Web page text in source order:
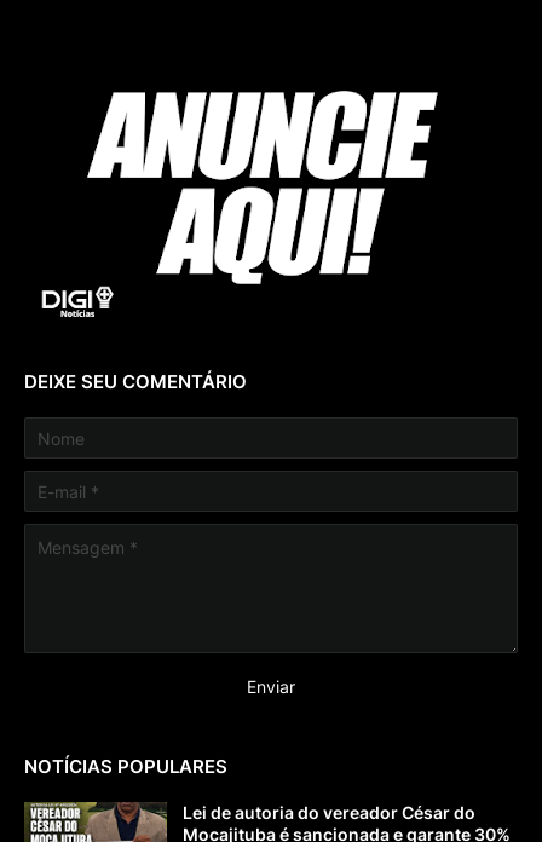
DEIXE SEU COMENTÁRIO
NOTÍCIAS POPULARES
Lei de autoria do vereador César do
Mocajituba é sancionada e garante 30%